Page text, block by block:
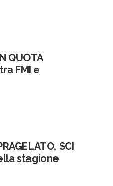
QUOTA
FMI e
SCI
stagione